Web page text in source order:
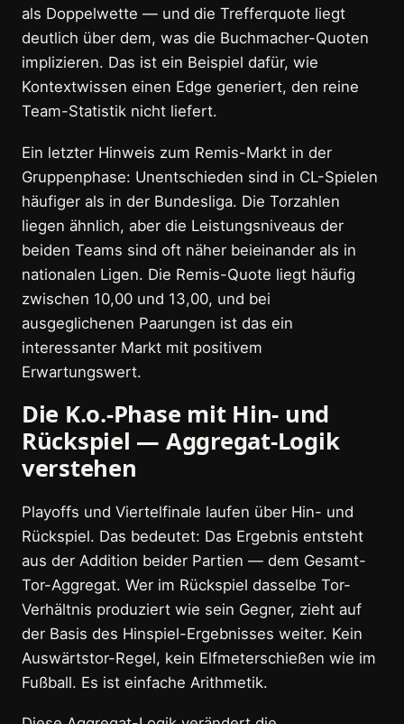
als Doppelwette — und die Trefferquote liegt
deutlich über dem, was die Buchmacher-Quoten
implizieren. Das ist ein Beispiel dafür, wie
Kontextwissen einen Edge generiert, den reine
Team-Statistik nicht liefert.
Ein letzter Hinweis zum Remis-Markt in der
Gruppenphase: Unentschieden sind in CL-Spielen
häufiger als in der Bundesliga. Die Torzahlen
liegen ähnlich, aber die Leistungsniveaus der
beiden Teams sind oft näher beieinander als in
nationalen Ligen. Die Remis-Quote liegt häufig
zwischen 10,00 und 13,00, und bei
ausgeglichenen Paarungen ist das ein
interessanter Markt mit positivem
Erwartungswert.
Die K.o.-Phase mit Hin- und
Rückspiel — Aggregat-Logik
verstehen
Playoffs und Viertelfinale laufen über Hin- und
Rückspiel. Das bedeutet: Das Ergebnis entsteht
aus der Addition beider Partien — dem Gesamt-
Tor-Aggregat. Wer im Rückspiel dasselbe Tor-
Verhältnis produziert wie sein Gegner, zieht auf
der Basis des Hinspiel-Ergebnisses weiter. Kein
Auswärtstor-Regel, kein Elfmeterschießen wie im
Fußball. Es ist einfache Arithmetik.